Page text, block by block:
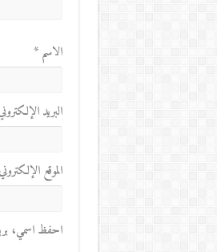
الاسم*
البريد
الموقع الإلكتروني
احفظ اسمي،